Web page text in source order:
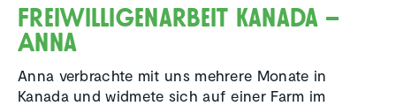
Freiwil­li­gen­ar­beit Kanada –
Anna
Anna verbrachte mit uns mehrere Monate in
Kanada und widmete sich auf einer Farm im